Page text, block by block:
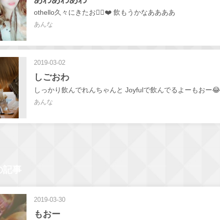
othello久々にきたお🙆‍♀️❤️ 飲もうかなああああ
あんな
2019-03-02
しごおわ
しっかり飲んでれんちゃんと Joyfulで飲んでるよーもおー
あんな
2019-03-30
もおー